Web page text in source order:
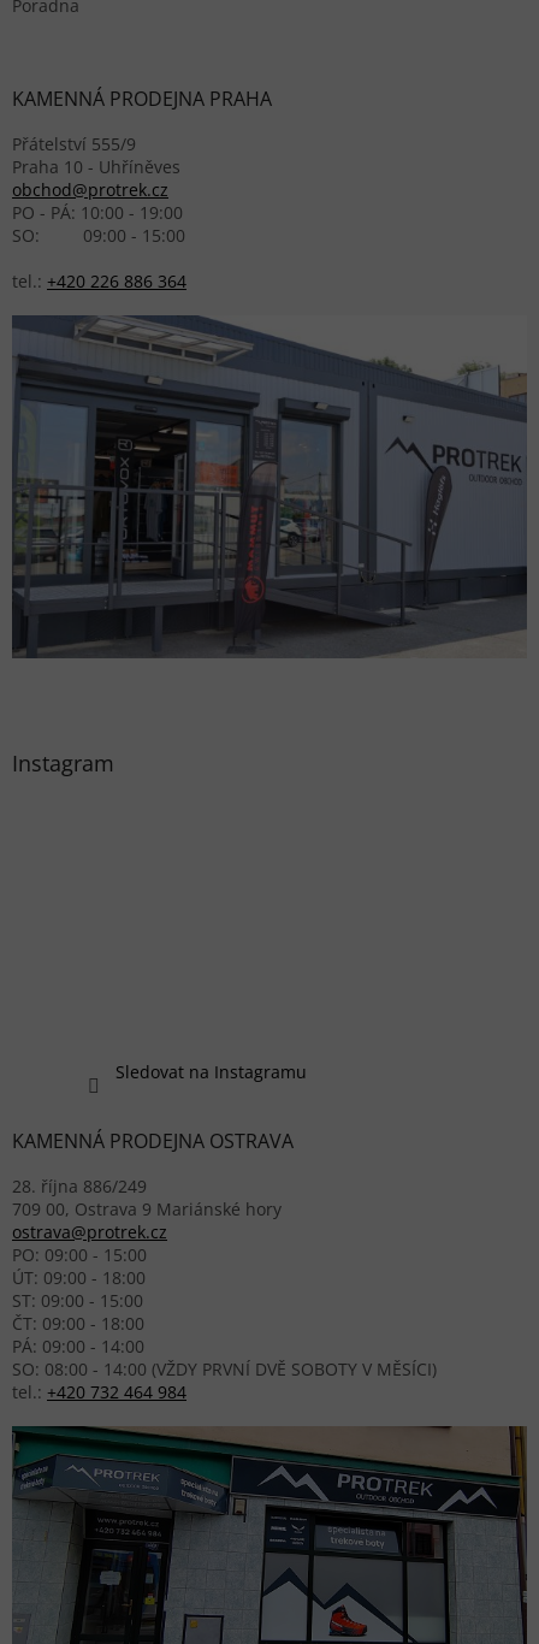
Poradna
KAMENNÁ PRODEJNA PRAHA
Přátelství 555/9
Praha 10 - Uhříněves
obchod@protrek.cz
PO - PÁ: 10:00 - 19:00
SO: 09:00 - 15:00
tel.: +420 226 886 364
Instagram
Sledovat na Instagramu
KAMENNÁ PRODEJNA OSTRAVA
28. října 886/249
709 00, Ostrava 9 Mariánské hory
ostrava@protrek.cz
PO: 09:00 - 15:00
ÚT: 09:00 - 18:00
ST: 09:00 - 15:00
ČT: 09:00 - 18:00
PÁ: 09:00 - 14:00
SO: 08:00 - 14:00 (VŽDY PRVNÍ DVĚ SOBOTY V MĚSÍCI)
tel.: +420 732 464 984